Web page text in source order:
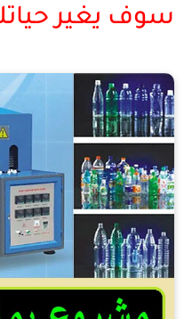
سوف يغير